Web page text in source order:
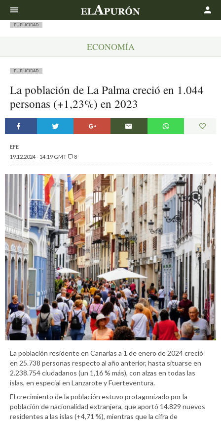
PUBLICIDAD
ECONOMÍA
PUBLICIDAD
La población de La Palma creció en 1.044
personas (+1,23%) en 2023
EFE
19.12.2024 - 14:19 GMT
8
La población residente en Canarias a 1 de enero de 2024 creció
en 25.738 personas respecto al año anterior, hasta situarse en
2.238.754 ciudadanos (un 1,16 % más), con alzas en todas las
islas, en especial en Lanzarote y Fuerteventura.
El crecimiento de la población estuvo protagonizado por la
población de nacionalidad extranjera, que aportó 14.829 nuevos
residentes a las islas (+4,71 %), mientras que la cifra de